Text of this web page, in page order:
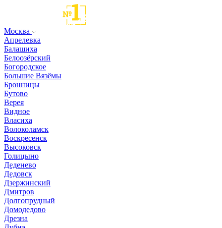
Москва
Апрелевка
Балашиха
Белоозёрский
Богородское
Большие Вязёмы
Бронницы
Бутово
Верея
Видное
Власиха
Волоколамск
Воскресенск
Высоковск
Голицыно
Деденево
Дедовск
Дзержинский
Дмитров
Долгопрудный
Домодедово
Дрезна